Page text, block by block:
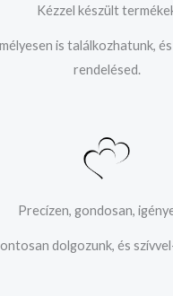
Kézzel készült
is találkozhatunk,
rendelésed.
Precízen, gondosan,
dolgozunk, és